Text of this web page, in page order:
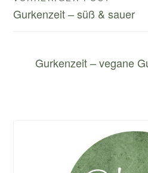
Gurkenzeit – süß & sauer
Gurkenzeit – vegane